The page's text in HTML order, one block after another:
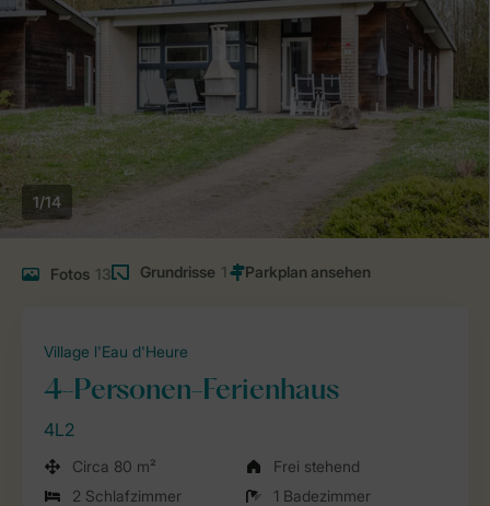
1/14
Fotos 13 Grundrisse 1
Village l'Eau d'Heure
4-Personen-Ferienhaus
4L2
Circa 80 m²
Frei stehend
2 Schlafzimmer
1 Badezimmer